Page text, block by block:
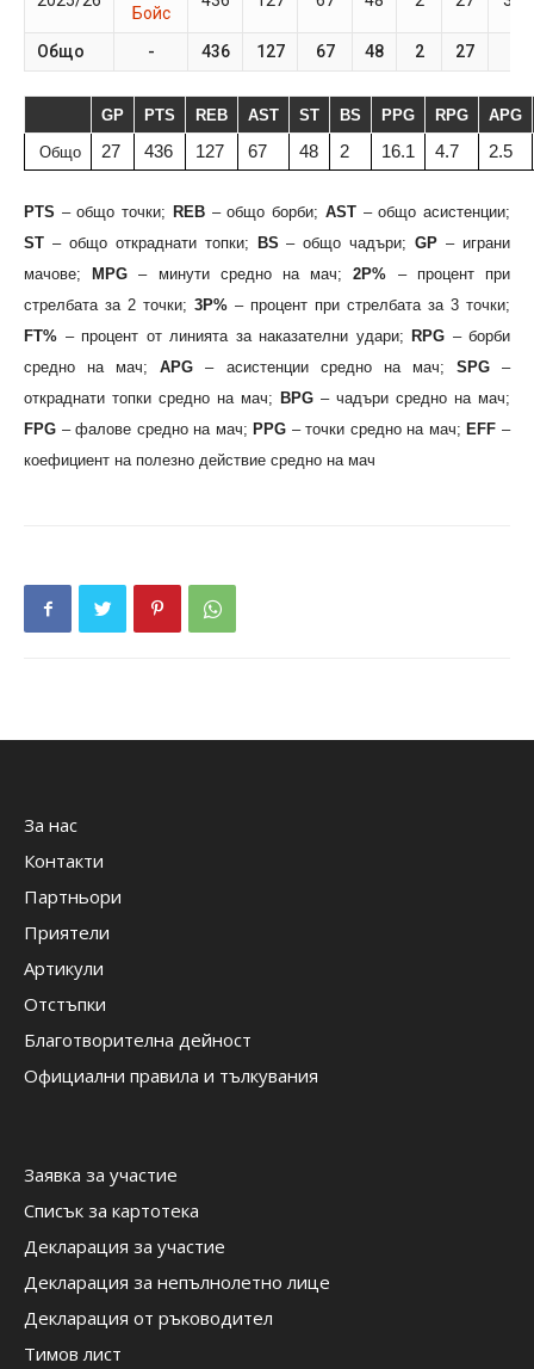
Бойс
Общо - 436 127 67 48 2 27
GP PTS REB AST ST BS PPG RPG APG
Общо 27 436 127 67 48 2 16.1 4.7 2.5
PTS – общо точки; REB– общо борби; AST– общо асистенции;
ST – общо откраднати топки; BS – общо чадъри;GP – играни
мачове;
MPG – минути средно на мач;2P% – процент при
стрелбата за 2 точки; 3P% – процент при стрелбата за 3 точки;
FT% – процент от линията за наказателни удари; RPG – борби
средно на мач;APG – асистенции средно на мач; SPG–
откраднати топки средно на мач; BPG – чадъри средно на мач;
FPG – фалове средно на мач; PPG – точки средно на мач; EFF –
коефициент на полезно действие средно на мач
За нас
Контакти
Партньори
Приятели
Артикули
Отстъпки
Благотворителна дейност
Официални правила и тълкувания
Заявка за участие
Списък за картотека
Декларация за участие
Декларация за непълнолетно лице
Декларация от ръководител
Тимов лист